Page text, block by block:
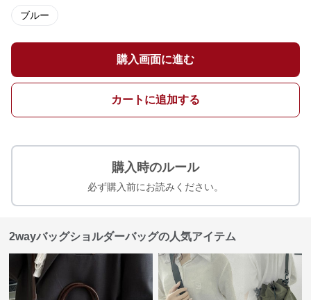
ブルー
購入画面に進む
カートに追加する
購入時のルール
必ず購入前にお読みください。
2wayバッグショルダーバッグの人気アイテム